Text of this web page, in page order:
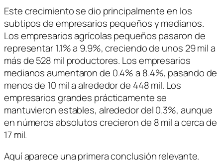
Este crecimiento se dio principalmente en los
subtipos de empresarios pequeños y medianos.
Los empresarios agrícolas pequeños pasaron de
representar 1.1% a 9.9%, creciendo de unos 29 mil a
más de 528 mil productores. Los empresarios
medianos aumentaron de 0.4% a 8.4%, pasando de
menos de 10 mil a alrededor de 448 mil. Los
empresarios grandes prácticamente se
mantuvieron estables, alrededor del 0.3%, aunque
en números absolutos crecieron de 8 mil a cerca de
17 mil.
Aquí aparece una primera conclusión relevante.